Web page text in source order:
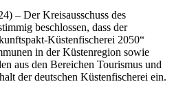
– Der Kreisausschuss des
beschlossen, dass der
Küstenfischerei 2050“
in der Küstenregion sowie
aus den Bereichen Tourismus und
der deutschen Küstenfischerei ein.